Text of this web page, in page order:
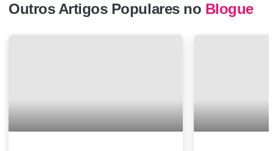
Outros Artigos Populares no Blogue